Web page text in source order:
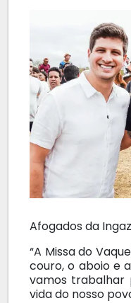
Afogados da
“A Missa do
couro, o aboio e
vamos trabalhar
vida do nosso